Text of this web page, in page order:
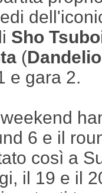
Sho
(
e gara 2.
6 e il
così a
il 19 e il